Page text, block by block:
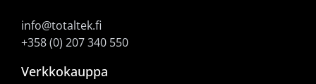
info@totaltek.fi
+358 (0) 207 340 550
Verkkokauppa